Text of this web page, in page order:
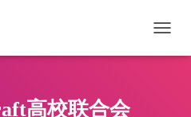
高校联合会